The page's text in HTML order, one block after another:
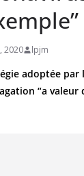
2020 lpjm
adoptée
“a valeur